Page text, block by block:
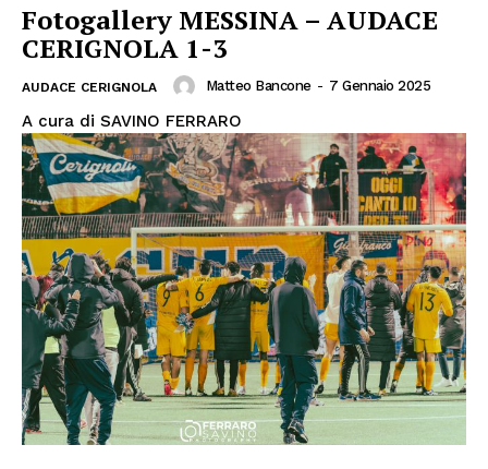
Fotogallery MESSINA – AUDACE
CERIGNOLA 1-3
AUDACE CERIGNOLA Matteo Bancone - 7 Gennaio 2025
A cura di SAVINO FERRARO